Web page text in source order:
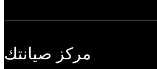
مركز صيانتك